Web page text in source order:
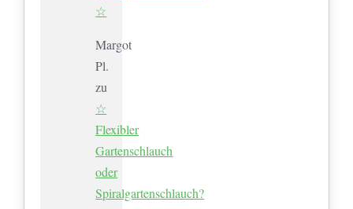
☆
Margot
Pl.
zu
☆
Flexibler
Gartenschlauch
oder
Spiralgartenschlauch?